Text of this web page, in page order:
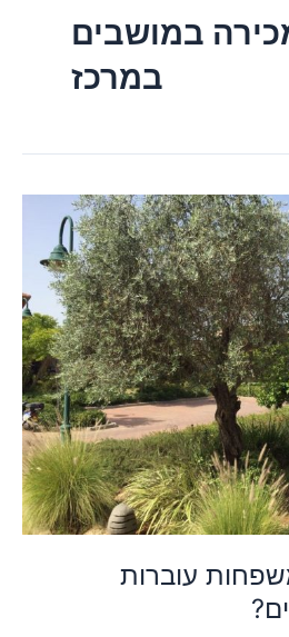
במושבים
במרכז
עוברות